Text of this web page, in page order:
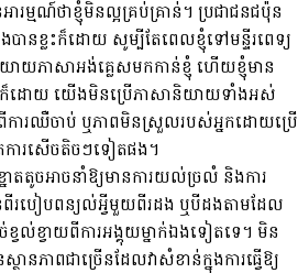
ារម្មណ៍​ថា​ខ្ញុំ​មិន​ល្អ​គ្រប់​គ្រាន់។ ប្រជាជន​ជប៉ុន​
បានខ្លះក៏ដោយ សូម្បីតែពេលខ្ញុំទៅមន្ទីរពេទ្យ
យភាសាអង់គ្លេសមកកាន់ខ្ញុំ ហើយខ្ញុំមាន
ាក៏ដោយ យើងមិនប្រើភាសានិយាយទាំងអស់
ការឈឺចាប់ ឬភាពមិនស្រួលរបស់អ្នកដោយប្រើ
តការសើចតិចៗទៀតផង។
ាតតូចអាចនាំឱ្យមានការយល់ច្រលំ និងការ
របៀបពន្យល់អ្វីមួយពីរដង ឬបីដងតាមដែល
ខ្វល់ខ្វាយពីការអង្គុយម្នាក់ឯងទៀតទេ។ មិន​
ភាពជាច្រើនដែលវាសំខាន់ក្នុងការធ្វើឱ្យ